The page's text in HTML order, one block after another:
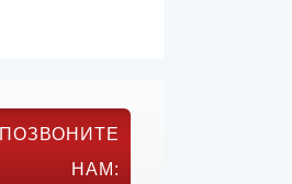
ПОЗВОНИТЕ
НАМ: